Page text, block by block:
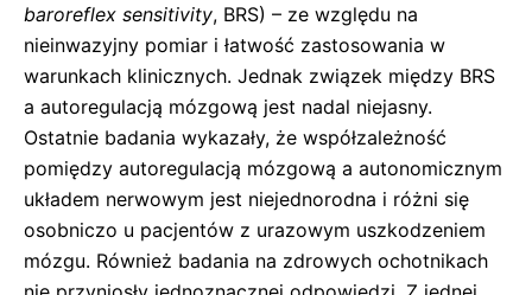
baroreflex sensitivity, BRS) – ze względu na
nieinwazyjny pomiar i łatwość zastosowania w
warunkach klinicznych. Jednak związek między BRS
a autoregulacją mózgową jest nadal niejasny.
Ostatnie badania wykazały, że współzależność
pomiędzy autoregulacją mózgową a autonomicznym
układem nerwowym jest niejednorodna i różni się
osobniczo u pacjentów z urazowym uszkodzeniem
mózgu. Również badania na zdrowych ochotnikach